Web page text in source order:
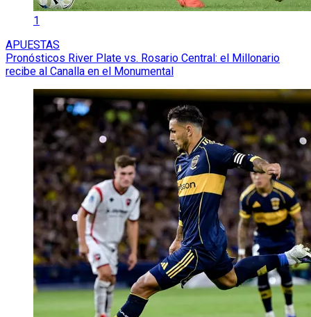
1
APUESTAS
Pronósticos River Plate vs. Rosario Central: el Millonario
recibe al Canalla en el Monumental